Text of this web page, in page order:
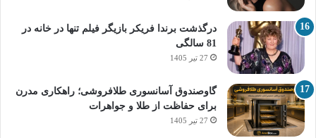
درگذشت برندا فریکر بازیگر فیلم تنها در خانه در
81 سالگی
27 تیر 1405
گاوصندوق آسانسوری طلافروشی؛ راهکاری مدرن
برای حفاظت از طلا و جواهرات
27 تیر 1405